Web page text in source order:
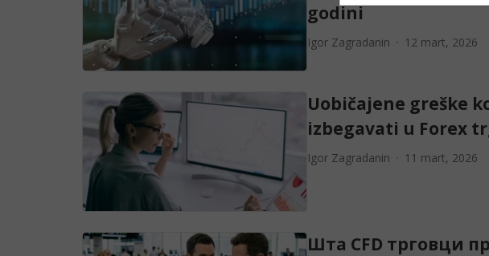
godini
Igor Zagradanin 12 mart, 2026
Uobičajene greške
izbegavati u Forex
Igor Zagradanin 11 mart, 2026
Шта CFD трговци